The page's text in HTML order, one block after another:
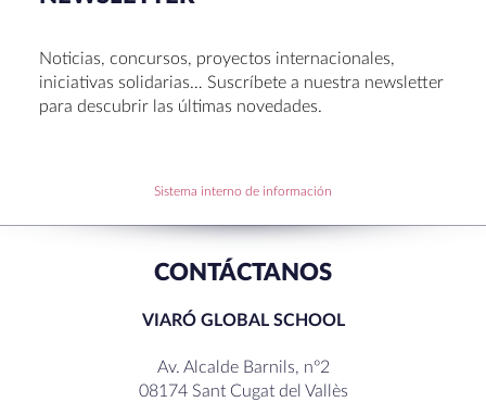
Congreso UNIV 2026
Hábitos saludables: 8 consejos prácticos para
disfrutar la Navidad.
RECENT COMMENTS
Noticias, concursos, proyectos internacionales,
iniciativas solidarias… Suscríbete a nuestra newsletter
para descubrir las últimas novedades.
Sistema interno de información
CONTÁCTANOS
VIARÓ GLOBAL SCHOOL
Av. Alcalde Barnils, nº2
08174 Sant Cugat del Vallès